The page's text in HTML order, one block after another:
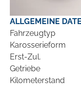
ALLGEMEINE
Fahrzeugtyp
Karosserieform
Erst-Zul.
Getriebe
Kilometerstand